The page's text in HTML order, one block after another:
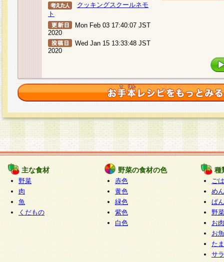
クッキングスクールネモ
ト
Mon Feb 03 17:40:07 JST
2020
Wed Jan 15 13:33:48 JST
2020
主な食材
野菜
肉
魚
くだもの
野菜の食材の色
赤色
黄色
緑色
紫色
白色
種
ご
めん
ぱん
野
お
お
た
サ